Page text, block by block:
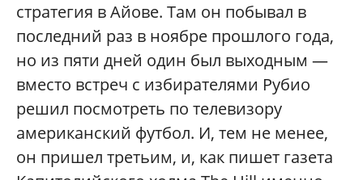
стратегия в Айове. Там он побывал в
последний раз в ноябре прошлого года,
но из пяти дней один был выходным —
вместо встреч с избирателями Рубио
решил посмотреть по телевизору
американский футбол. И, тем не менее,
он пришел третьим, и, как пишет газета